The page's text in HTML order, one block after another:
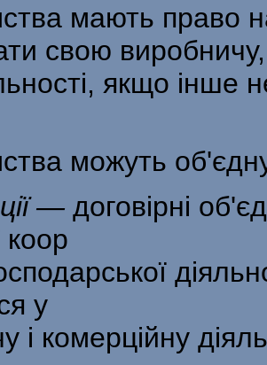
мають право
свою
якщо інше
можуть
— договірні
коор­
у
і комерційну